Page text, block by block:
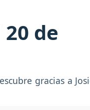
de
gracias a